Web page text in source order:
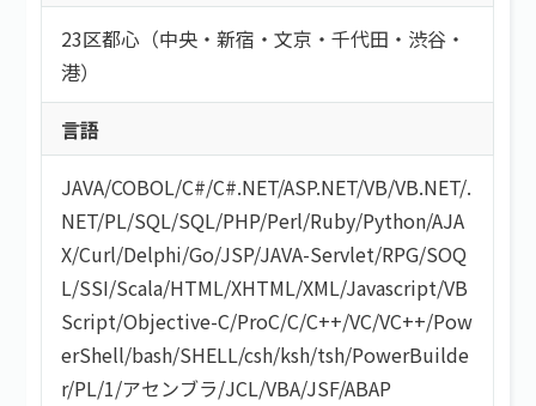
23区都心（中央・新宿・文京・千代田・渋谷・
港）
言語
JAVA/COBOL/C#/C#.NET/ASP.NET/VB/VB.NET/.
NET/PL/SQL/SQL/PHP/Perl/Ruby/Python/AJA
X/Curl/Delphi/Go/JSP/JAVA-Servlet/RPG/SOQ
L/SSI/Scala/HTML/XHTML/XML/Javascript/VB
Script/Objective-C/ProC/C/C++/VC/VC++/Pow
erShell/bash/SHELL/csh/ksh/tsh/PowerBuilde
r/PL/1/アセンブラ/JCL/VBA/JSF/ABAP